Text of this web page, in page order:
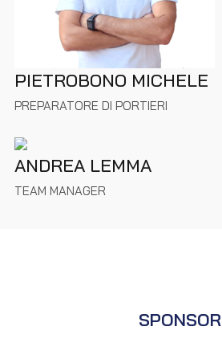
PIETROBONO MICHELE
PREPARATORE DI PORTIERI
ANDREA LEMMA
TEAM MANAGER
SPONSOR